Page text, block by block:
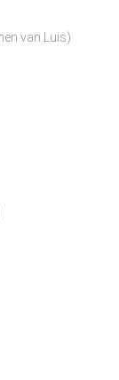
van Luis)